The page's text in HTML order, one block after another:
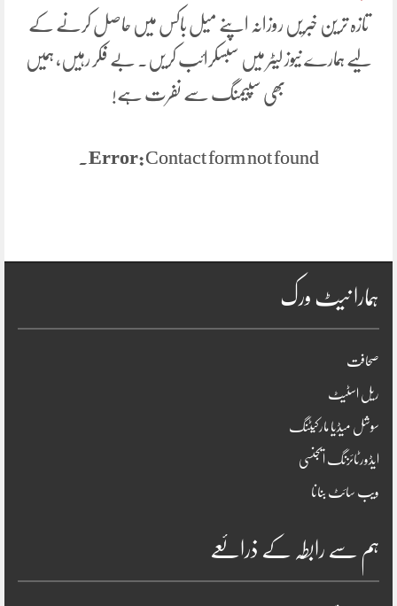
تازہ ترین خبریں روزانہ اپنے میل باکس میں حاصل کرنے کے
لیے ہمارے نیوز لیٹر میں سبسکرائب کریں۔ بے فکر رہیں، ہمیں
بھی سپیمنگ سے نفرت ہے!
Error:Contact form not found.
ہمارا نیٹ ورک
صحافت
ریل اسٹیٹ
سوشل میڈیا مارکیٹنگ
ایڈورٹائزنگ ایجنسی
ویب سائٹ بنانا
ہم سے رابطہ کے ذرائعے